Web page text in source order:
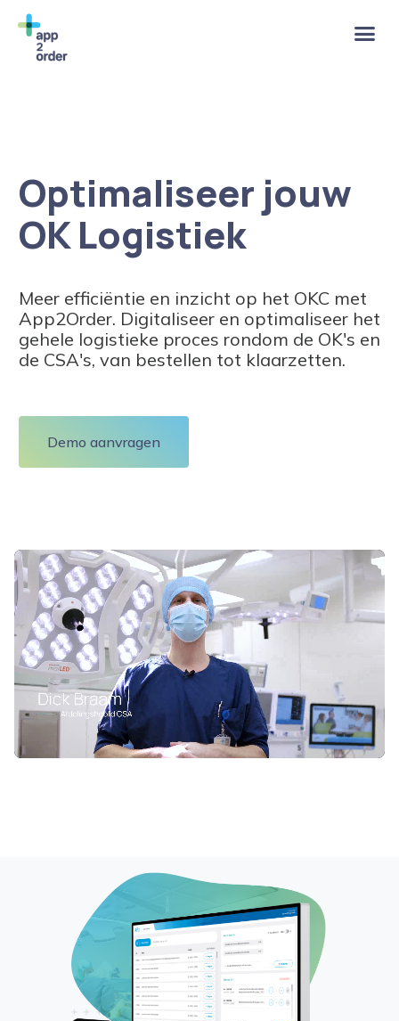
Optimaliseer jouw
OK Logistiek
Meer efficiëntie en inzicht op het OKC met
App2Order. Digitaliseer en optimaliseer het
gehele logistieke proces rondom de OK's en
de CSA's, van bestellen tot klaarzetten.
Demo aanvragen